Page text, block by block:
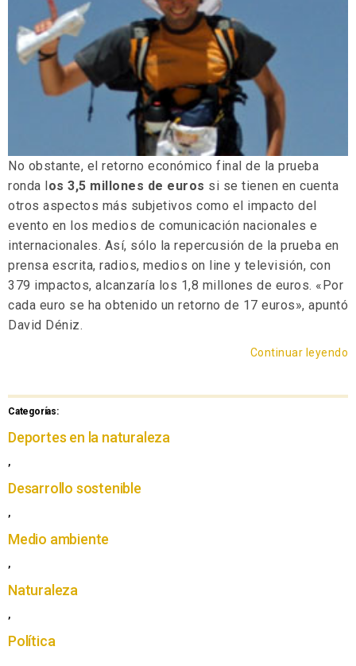
No obstante, el retorno económico final de la prueba
ronda los 3,5 millones de euros si se tienen en cuenta
otros aspectos más subjetivos como el impacto del
evento en los medios de comunicación nacionales e
internacionales. Así, sólo la repercusión de la prueba en
prensa escrita, radios, medios on line y televisión, con
379 impactos, alcanzaría los 1,8 millones de euros. «Por
cada euro se ha obtenido un retorno de 17 euros», apuntó
David Déniz.
Continuar leyendo
Categorías:
Deportes en la naturaleza
,
Desarrollo sostenible
,
Medio ambiente
,
Naturaleza
,
Política